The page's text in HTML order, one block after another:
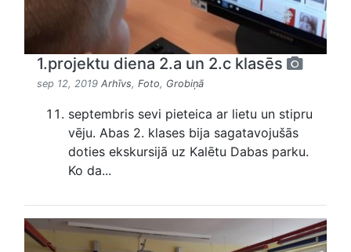
1.projektu diena 2.a un 2.c klasēs
sep 12, 2019 Arhīvs, Foto, Grobiņā
septembris sevi pieteica ar lietu un stipru
vēju. Abas 2. klases bija sagatavojušās
doties ekskursijā uz Kalētu Dabas parku.
Ko da...